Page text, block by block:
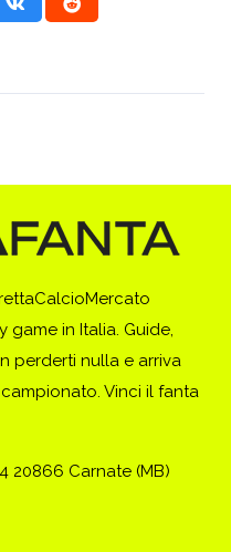
in Italia. Guide,
perderti nulla e arriva
Vinci il fanta
20866 Carnate (MB)